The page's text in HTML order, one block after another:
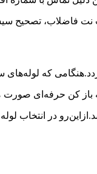
نت فاضلاب، تصحیح
که
باز کن حرفه‌ای
در انتخاب